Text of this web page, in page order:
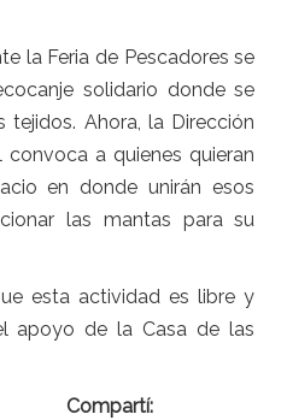
la Feria de Pescadores se
solidario donde se
tejidos. Ahora, la Dirección
a quienes quieran
en donde unirán esos
las mantas para su
esta actividad es libre y
apoyo de la Casa de las
Compartí: